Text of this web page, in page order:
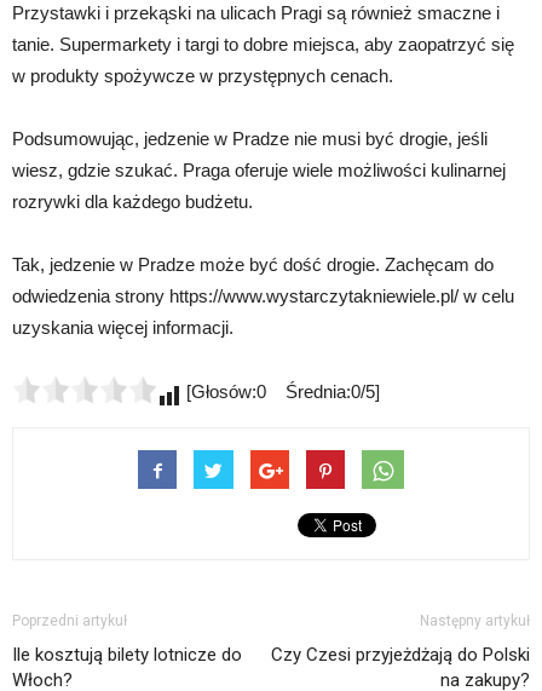
Przystawki i przekąski na ulicach Pragi są również smaczne i
tanie. Supermarkety i targi to dobre miejsca, aby zaopatrzyć się
w produkty spożywcze w przystępnych cenach.
Podsumowując, jedzenie w Pradze nie musi być drogie, jeśli
wiesz, gdzie szukać. Praga oferuje wiele możliwości kulinarnej
rozrywki dla każdego budżetu.
Tak, jedzenie w Pradze może być dość drogie. Zachęcam do
odwiedzenia strony https://www.wystarczytakniewiele.pl/ w celu
uzyskania więcej informacji.
[Głosów:0 Średnia:0/5]
Poprzedni artykuł
Ile kosztują bilety lotnicze do
Włoch?
Następny artykuł
Czy Czesi przyjeżdżają do Polski
na zakupy?